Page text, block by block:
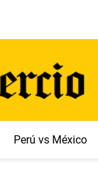
Perú vs México